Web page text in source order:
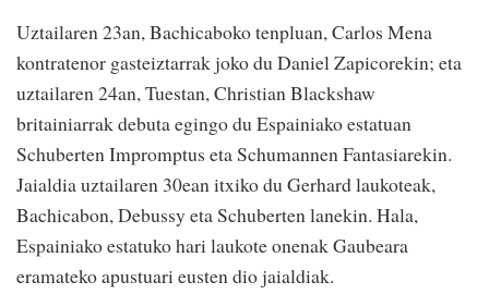
Uztailaren 23an, Bachicaboko tenpluan, Carlos Mena
kontratenor gasteiztarrak joko du Daniel Zapicorekin; eta
uztailaren 24an, Tuestan, Christian Blackshaw
britainiarrak debuta egingo du Espainiako estatuan
Schuberten Impromptus eta Schumannen Fantasiarekin.
Jaialdia uztailaren 30ean itxiko du Gerhard laukoteak,
Bachicabon, Debussy eta Schuberten lanekin. Hala,
Espainiako estatuko hari laukote onenak Gaubeara
eramateko apustuari eusten dio jaialdiak.